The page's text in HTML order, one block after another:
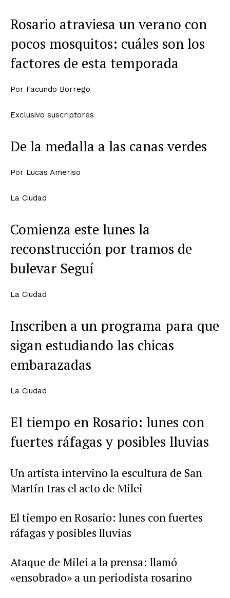
Rosario atraviesa un verano con
pocos mosquitos: cuáles son los
factores de esta temporada
Por Facundo Borrego
Exclusivo suscriptores
De la medalla a las canas verdes
Por Lucas Ameriso
La Ciudad
Comienza este lunes la
reconstrucción por tramos de
bulevar Seguí
La Ciudad
Inscriben a un programa para que
sigan estudiando las chicas
embarazadas
La Ciudad
El tiempo en Rosario: lunes con
fuertes ráfagas y posibles lluvias
Un artista intervino la escultura de San
Martín tras el acto de Milei
El tiempo en Rosario: lunes con fuertes
ráfagas y posibles lluvias
Ataque de Milei a la prensa: llamó
«ensobrado» a un periodista rosarino